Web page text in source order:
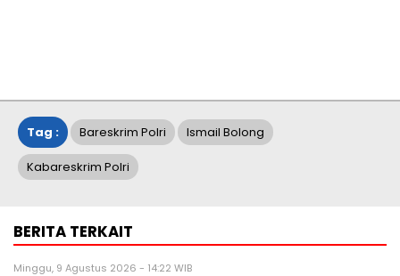
Tag : Bareskrim Polri Ismail Bolong
Kabareskrim Polri
BERITA TERKAIT
Minggu, 9 Agustus 2026 - 14:22 WIB